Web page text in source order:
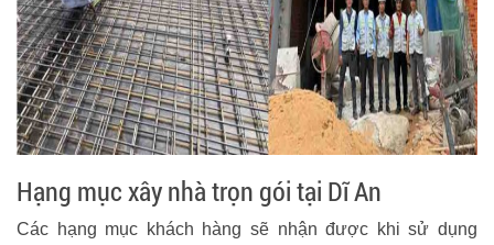
Hạng mục xây nhà trọn gói tại Dĩ An
Các hạng mục khách hàng sẽ nhận được khi sử dụng